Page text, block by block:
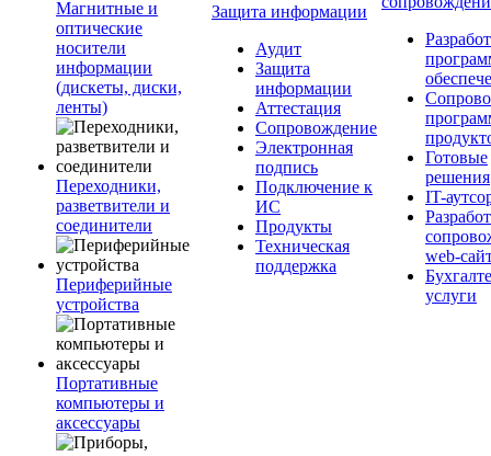
Магнитные и
оптические
носители
информации
(дискеты, диски,
ленты)
Переходники,
разветвители и
соединители
Периферийные
устройства
Портативные
компьютеры и
аксессуары
Защита информации
Аудит
Защита
информации
Аттестация
Сопровождение
Электронная
подпись
Подключение к
ИС
Продукты
Техническая
поддержка
Готовые
решения
IT-
web-
услуги